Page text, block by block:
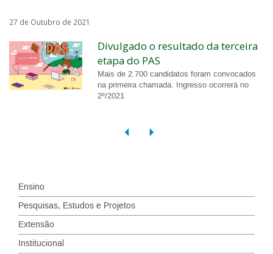
27 de Outubro de 2021
Divulgado o resultado da terceira
etapa do PAS
Mais de 2.700 candidatos foram convocados
na primeira chamada. Ingresso ocorrerá no
2º/2021
Ensino
Pesquisas, Estudos e Projetos
Extensão
Institucional